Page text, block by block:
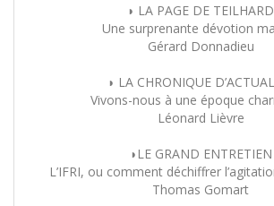
◗ LA PAGE DE TEILHARD
Une surprenante dévotion
Gérard Donnadieu
◗ LA CHRONIQUE
Vivons-nous à une époque
Léonard Lièvre
◗LE GRAND ENTRETIEN
L’IFRI, ou comment déchiffrer
Thomas Gomart